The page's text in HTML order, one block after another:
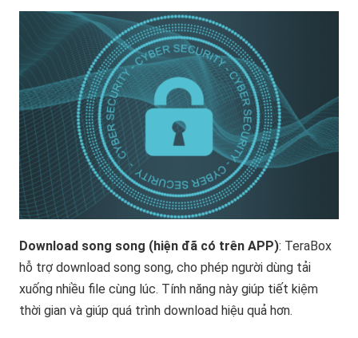
Download song song (hiện đã có trên APP): TeraBox
hỗ trợ download song song, cho phép người dùng tải
xuống nhiều file cùng lúc. Tính năng này giúp tiết kiệm
thời gian và giúp quá trình download hiệu quả hơn.